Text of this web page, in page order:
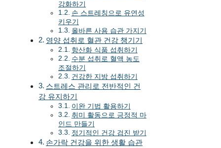
강화하기
손 스트레칭으로 유연성
키우기
올바른 사용 습관 가지기
영양 섭취로 혈관 건강 챙기기
항산화 식품 섭취하기
수분 섭취로 혈액 농도
조절하기
건강한 지방 섭취하기
스트레스 관리로 전반적인 건
강 유지하기
이완 기법 활용하기
취미 활동으로 긍정적 마
인드 만들기
정기적인 건강 검진 받기
손가락 건강을 위한 생활 습관